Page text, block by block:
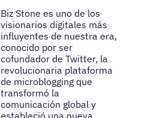
Biz Stone es uno de los
visionarios digitales más
influyentes de nuestra era,
conocido por ser
cofundador de Twitter, la
revolucionaria plataforma
de microblogging que
transformó la
comunicación global y
estableció una nueva